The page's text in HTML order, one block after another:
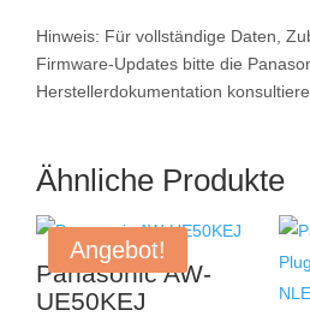
Hinweis: Für vollständige Daten,
Firmware-Updates bitte die
Herstellerdokumentation
Ähnliche Produkte
Angebot!
Panasonic AW-
UE50KEJ